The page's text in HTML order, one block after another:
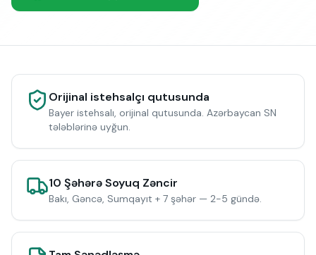
Orijinal istehsalçı qutusunda
Bayer istehsalı, orijinal qutusunda. Azərbaycan SN
tələblərinə uyğun.
10 Şəhərə Soyuq Zəncir
Bakı, Gəncə, Sumqayıt + 7 şəhər — 2-5 gündə.